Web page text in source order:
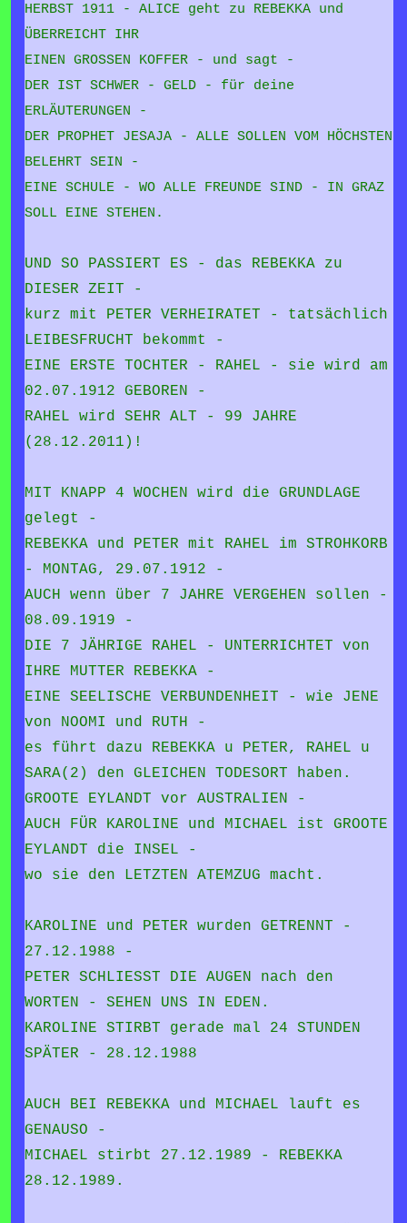
HERBST 1911 - ALICE geht zu REBEKKA und
ÜBERREICHT IHR
EINEN GROSSEN KOFFER - und sagt -
DER IST SCHWER - GELD - für deine
ERLÄUTERUNGEN -
DER PROPHET JESAJA - ALLE SOLLEN VOM HÖCHSTEN
BELEHRT SEIN -
EINE SCHULE - WO ALLE FREUNDE SIND - IN GRAZ
SOLL EINE STEHEN.
UND SO PASSIERT ES - das REBEKKA zu
DIESER ZEIT -
kurz mit PETER VERHEIRATET - tatsächlich
LEIBESFRUCHT bekommt -
EINE ERSTE TOCHTER - RAHEL - sie wird am
02.07.1912 GEBOREN -
RAHEL wird SEHR ALT - 99 JAHRE
(28.12.2011)!
MIT KNAPP 4 WOCHEN wird die GRUNDLAGE
gelegt -
REBEKKA und PETER mit RAHEL im STROHKORB
- MONTAG, 29.07.1912 -
AUCH wenn über 7 JAHRE VERGEHEN sollen -
08.09.1919 -
DIE 7 JÄHRIGE RAHEL - UNTERRICHTET von
IHRE MUTTER REBEKKA -
EINE SEELISCHE VERBUNDENHEIT - wie JENE
von NOOMI und RUTH -
es führt dazu REBEKKA u PETER, RAHEL u
SARA(2) den GLEICHEN TODESORT haben.
GROOTE EYLANDT vor AUSTRALIEN -
AUCH FÜR KAROLINE und MICHAEL ist GROOTE
EYLANDT die INSEL -
wo sie den LETZTEN ATEMZUG macht.
KAROLINE und PETER wurden GETRENNT -
27.12.1988 -
PETER SCHLIESST DIE AUGEN nach den
WORTEN - SEHEN UNS IN EDEN.
KAROLINE STIRBT gerade mal 24 STUNDEN
SPÄTER - 28.12.1988
AUCH BEI REBEKKA und MICHAEL lauft es
GENAUSO -
MICHAEL stirbt 27.12.1989 - REBEKKA
28.12.1989.